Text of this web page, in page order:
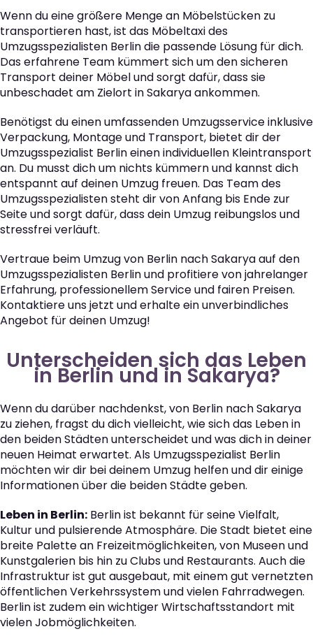
Wenn du eine größere Menge an Möbelstücken zu
transportieren hast, ist das Möbeltaxi des
Umzugsspezialisten Berlin die passende Lösung für dich.
Das erfahrene Team kümmert sich um den sicheren
Transport deiner Möbel und sorgt dafür, dass sie
unbeschadet am Zielort in Sakarya ankommen.
Benötigst du einen umfassenden Umzugsservice inklusive
Verpackung, Montage und Transport, bietet dir der
Umzugsspezialist Berlin einen individuellen Kleintransport
an. Du musst dich um nichts kümmern und kannst dich
entspannt auf deinen Umzug freuen. Das Team des
Umzugsspezialisten steht dir von Anfang bis Ende zur
Seite und sorgt dafür, dass dein Umzug reibungslos und
stressfrei verläuft.
Vertraue beim Umzug von Berlin nach Sakarya auf den
Umzugsspezialisten Berlin und profitiere von jahrelanger
Erfahrung, professionellem Service und fairen Preisen.
Kontaktiere uns jetzt und erhalte ein unverbindliches
Angebot für deinen Umzug!
Unterscheiden sich das Leben
in Berlin und in Sakarya?
Wenn du darüber nachdenkst, von Berlin nach Sakarya
zu ziehen, fragst du dich vielleicht, wie sich das Leben in
den beiden Städten unterscheidet und was dich in deiner
neuen Heimat erwartet. Als Umzugsspezialist Berlin
möchten wir dir bei deinem Umzug helfen und dir einige
Informationen über die beiden Städte geben.
Leben in Berlin: Berlin ist bekannt für seine Vielfalt,
Kultur und pulsierende Atmosphäre. Die Stadt bietet eine
breite Palette an Freizeitmöglichkeiten, von Museen und
Kunstgalerien bis hin zu Clubs und Restaurants. Auch die
Infrastruktur ist gut ausgebaut, mit einem gut vernetzten
öffentlichen Verkehrssystem und vielen Fahrradwegen.
Berlin ist zudem ein wichtiger Wirtschaftsstandort mit
vielen Jobmöglichkeiten.